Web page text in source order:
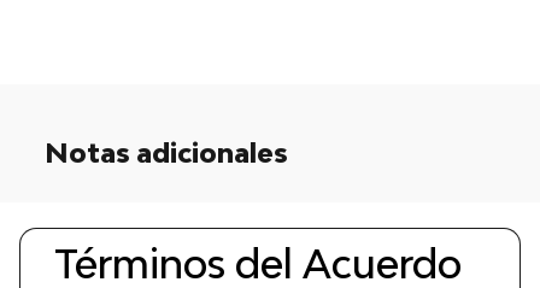
Notas adicionales
Términos del Acuerdo